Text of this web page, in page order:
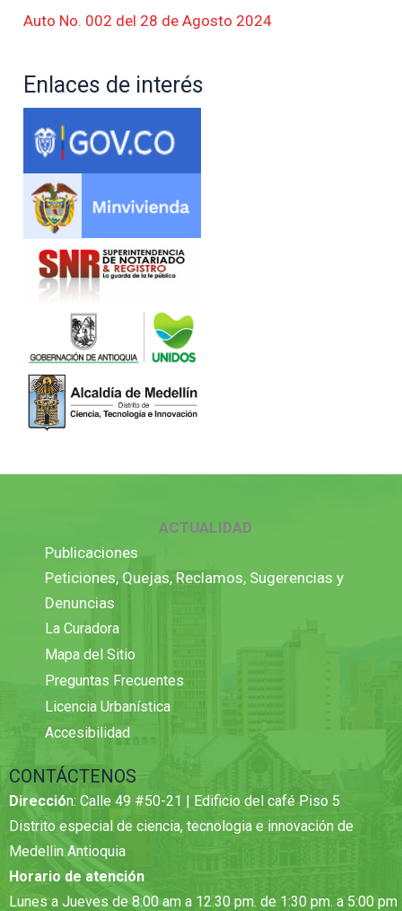
Auto No. 002 del 28 de Agosto 2024
Enlaces de interés
ACTUALIDAD
Publicaciones
Peticiones, Quejas, Reclamos, Sugerencias y
Denuncias
La Curadora
Mapa del Sitio
Preguntas Frecuentes
Licencia Urbanística
Accesibilidad
CONTÁCTENOS
Dirección: Calle 49 #50-21 | Edificio del café Piso 5
Distrito especial de ciencia, tecnologia e innovación de
Medellin Antioquia
Horario de atención
Lunes a Jueves de 8:00 am a 12.30 pm. de 1:30 pm. a 5:00 pm